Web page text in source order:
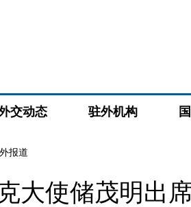
交动态 驻外机构
报道
大使储茂明出